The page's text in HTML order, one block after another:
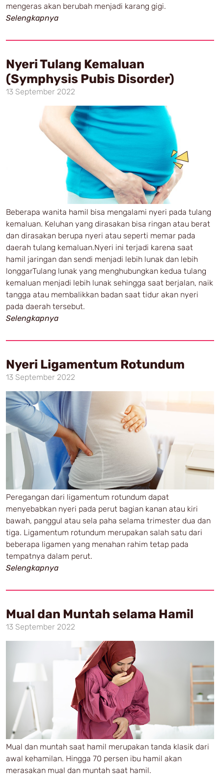
mengeras akan berubah menjadi karang gigi.
Selengkapnya
Nyeri Tulang Kemaluan
(Symphysis Pubis Disorder)
13 September 2022
Beberapa wanita hamil bisa mengalami nyeri pada tulang
kemaluan. Keluhan yang dirasakan bisa ringan atau berat
dan dirasakan berupa nyeri atau seperti memar pada
daerah tulang kemaluan.Nyeri ini terjadi karena saat
hamil jaringan dan sendi menjadi lebih lunak dan lebih
longgarTulang lunak yang menghubungkan kedua tulang
kemaluan menjadi lebih lunak sehingga saat berjalan, naik
tangga atau membalikkan badan saat tidur akan nyeri
pada daerah tersebut.
Selengkapnya
Nyeri Ligamentum Rotundum
13 September 2022
Peregangan dari ligamentum rotundum dapat
menyebabkan nyeri pada perut bagian kanan atau kiri
bawah, panggul atau sela paha selama trimester dua dan
tiga. Ligamentum rotundum merupakan salah satu dari
beberapa ligamen yang menahan rahim tetap pada
tempatnya dalam perut.
Selengkapnya
Mual dan Muntah selama Hamil
13 September 2022
Mual dan muntah saat hamil merupakan tanda klasik dari
awal kehamilan. Hingga 70 persen ibu hamil akan
merasakan mual dan muntah saat hamil.